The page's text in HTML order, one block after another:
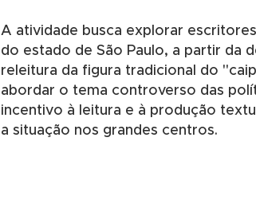
A atividade busca explorar
do estado de São Paulo, a partir da
releitura da figura tradicional do
abordar o tema controverso das
incentivo à leitura e à produção
a situação nos grandes centros.